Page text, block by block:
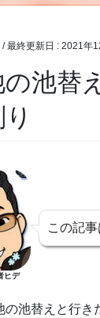
/ 最終更新日 :2021年
の池替
ヒデ
この記
の池替えと行き